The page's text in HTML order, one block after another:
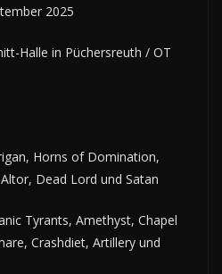
2025
Halle in Püchersreuth / OT
Horns of Domination,
Dead Lord und Satan
Tyrants, Amethyst, Chapel
Crashdiet, Artillery und